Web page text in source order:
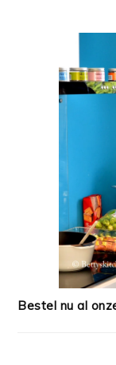
Bestel nu al